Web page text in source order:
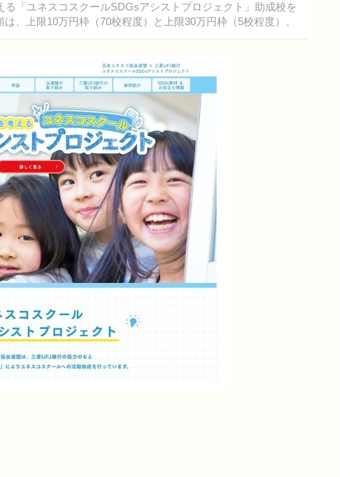
「ユネスコスクールSDGsアシストプロジェクト」助成校を
、上限10万円枠（70校程度）と上限30万円枠（5校程度）。